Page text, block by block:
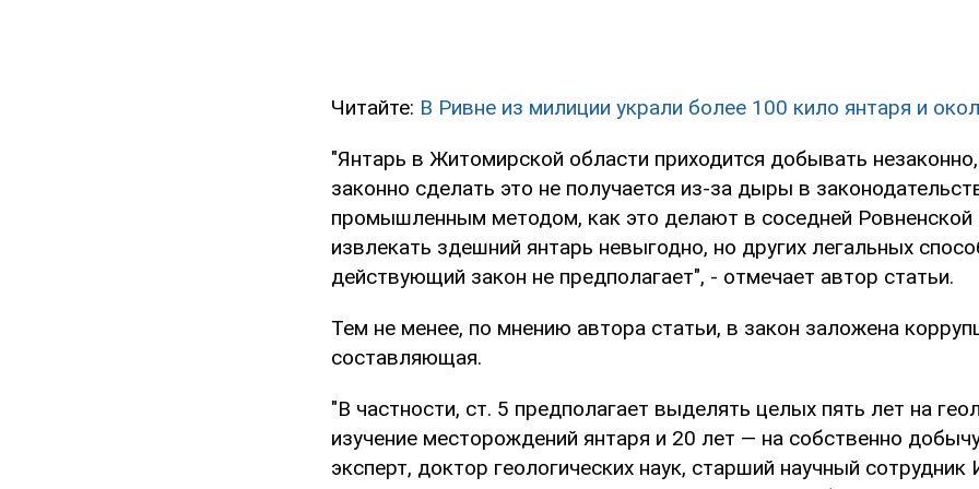
Читайте: В Ривне из милиции украли более 100 кило янтаря и
"Янтарь в Житомирской области приходится добывать
законно сделать это не получается из-за дыры в
промышленным методом, как это делают в соседней Ровненской
извлекать здешний янтарь невыгодно, но других легальных
действующий закон не предполагает", - отмечает автор статьи.
Тем не менее, по мнению автора статьи, в закон заложена
составляющая.
"В частности, ст. 5 предполагает выделять целых пять лет на
изучение месторождений янтаря и 20 лет — на собственно
эксперт, доктор геологических наук, старший научный сотрудник